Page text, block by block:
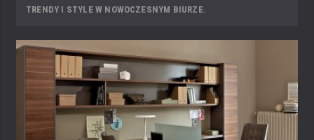
TRENDY I STYLE W NOWOCZESNYM BIURZE.